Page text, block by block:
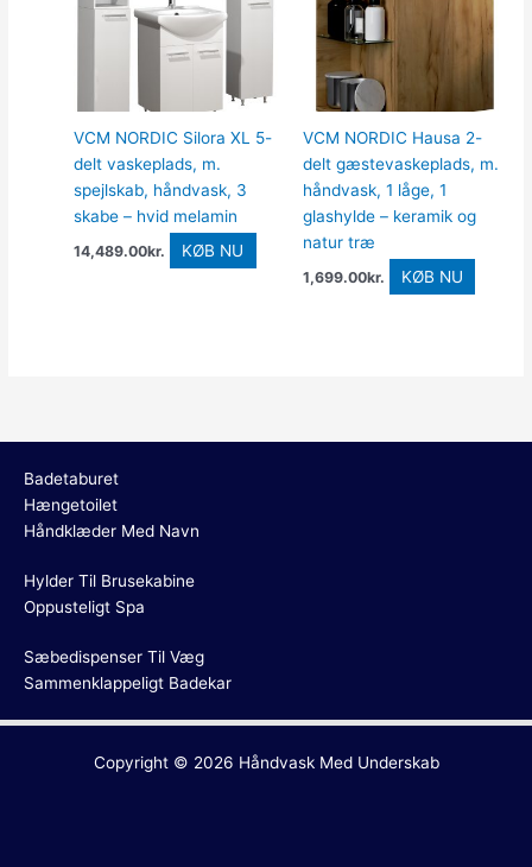
VCM NORDIC Silora XL 5-
delt vaskeplads, m.
spejlskab, håndvask, 3
skabe – hvid melamin
14,489.00kr. KØB NU
VCM NORDIC Hausa 2-
delt gæstevaskeplads, m.
håndvask, 1 låge, 1
glashylde – keramik og
natur træ
1,699.00kr. KØB NU
Badetaburet
Hængetoilet
Håndklæder Med Navn
Hylder Til Brusekabine
Oppusteligt Spa
Sæbedispenser Til Væg
Sammenklappeligt Badekar
Copyright © 2026 Håndvask Med Underskab